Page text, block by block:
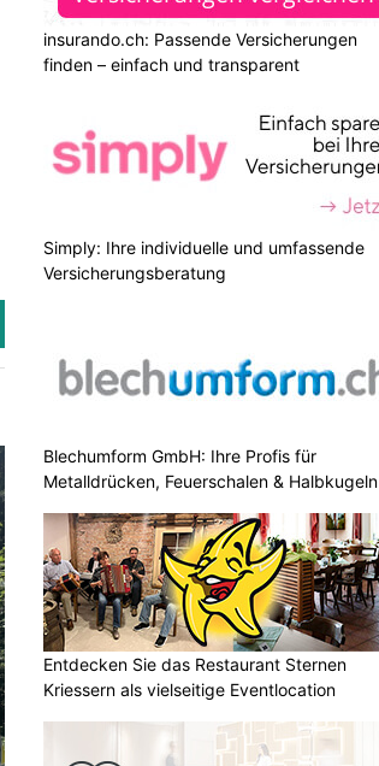
insurando.ch: Passende Versicherungen
finden – einfach und transparent
Simply: Ihre individuelle und umfassende
Versicherungsberatung
Blechumform GmbH: Ihre Profis für
Metalldrücken, Feuerschalen & Halbkugeln
Entdecken Sie das Restaurant Sternen
Kriessern als vielseitige Eventlocation